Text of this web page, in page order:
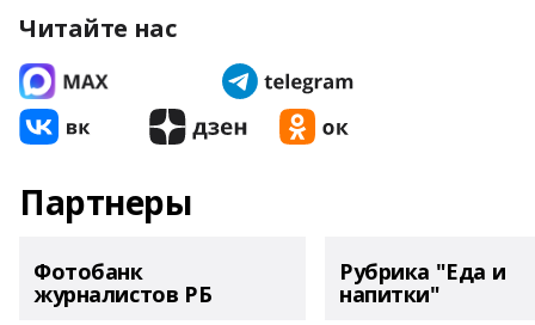
Читайте нас
Партнеры
Фотобанк
журналистов РБ
Рубрика "Еда и
напитки"